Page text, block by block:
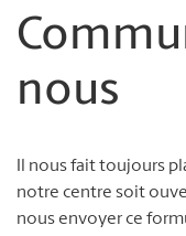
nous
Il nous fait toujours
notre centre soit
nous envoyer ce